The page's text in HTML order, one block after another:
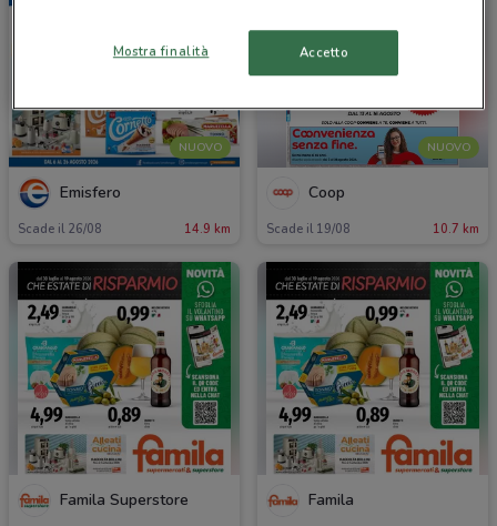
NUOVO
Emisfero
Scade il 26/08 14.9 km
NUOVO
Coop
Scade il 19/08 10.7 km
Famila Superstore Famila
Mostra finalità Accetto